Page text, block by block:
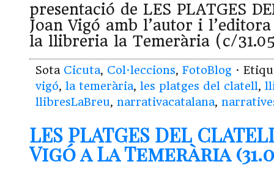
presentació de LES PLATGES
Joan Vigó amb l’autor i
la llibreria la Temerària (c/
Sota Cicuta, Col·leccions, FotoBlog ·
vigó, la temerària, les platges del clatell,
llibresLaBreu, narrativacatalana,
LES PLATGES DEL
Vigó a La Temerària